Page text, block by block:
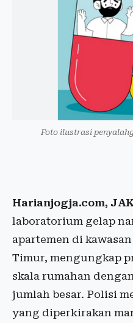
Foto ilustrasi
Harianjogja.com,
laboratorium gelap
apartemen di
Timur, mengungkap
skala rumahan
jumlah besar. Polisi
yang diperkirakan